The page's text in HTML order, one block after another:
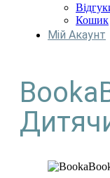
Кошик
Мій Акаунт